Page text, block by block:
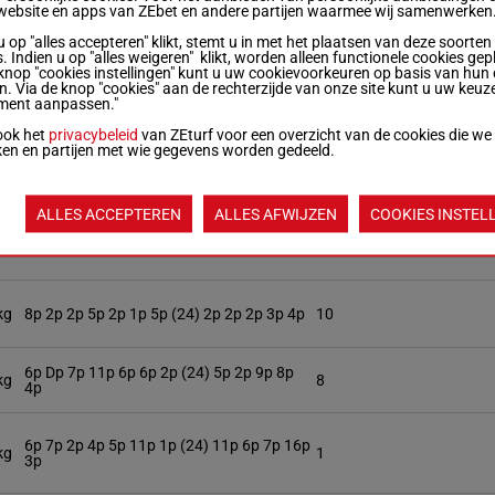
13p 2p (24) 12p 5p 10p 7p 3p 4p 1p (23)
2p
11
7p 4p 12p 1p 7p (24) 7p 17p 17p 16p 11p
7p 10p 9p 5p 9p (24) 1p 10p 4p 6p (22) 1p
8p 2p 2p 5p 2p 1p 5p (24) 2p 2p 2p 3p 4p 10
6p Dp 7p 11p 6p 6p 2p (24) 5p 2p 9p 8p
4p
8
6p 7p 2p 4p 5p 11p 1p (24) 11p 6p 7p 16p
3p
1
en apps van ZEbet en andere partijen waarmee wij
op "alles accepteren" klikt, stemt u in met het plaatsen van deze soorten
Indien u op "alles weigeren" klikt, worden alleen functionele cookies
"cookies instellingen" kunt u uw cookievoorkeuren op basis van hun
Via de knop "cookies" aan de rechterzijde van onze site kunt u uw
aanpassen."
het privacybeleid van ZEturf voor een overzicht van de cookies die we
en partijen met wie gegevens worden gedeeld.
ALLES ACCEPTEREN ALLES AFWIJZEN COOKIES